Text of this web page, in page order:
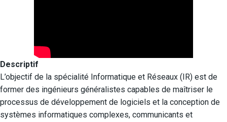
Descriptif
L’objectif de la spécialité Informatique et Réseaux (IR) est de
former des ingénieurs généralistes capables de maîtriser le
processus de développement de logiciels et la conception de
systèmes informatiques complexes, communicants et